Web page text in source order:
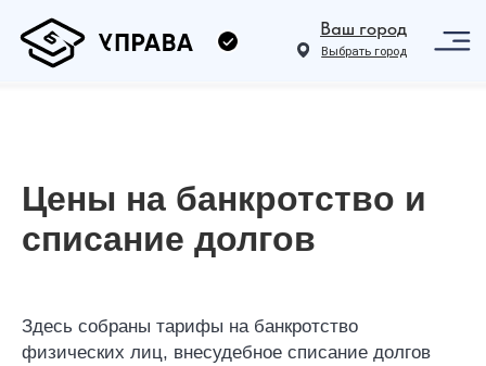
Выбрать город
Цены на банкротство и
списание долгов
Здесь собраны тарифы на банкротство
физических лиц, внесудебное списание долгов